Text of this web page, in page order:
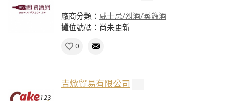
廠商分類： 威士忌/烈酒/蒸餾酒
攤位號碼：尚未更新
0
吉焮貿易有限公司